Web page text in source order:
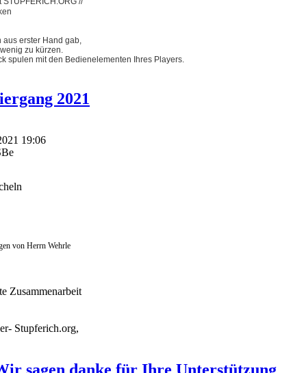
erster Hand gab,
zu kürzen.
spulen mit den Bedienelementen Ihres Players.
2021
19:06
von Herrn Wehrle
Zusammenarbeit
Stupferich.org,